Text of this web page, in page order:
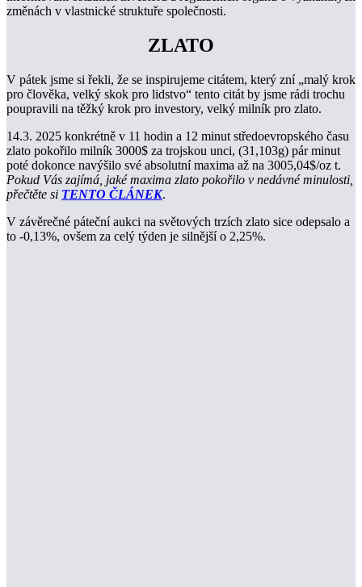
změnách v vlastnické struktuře společnosti.
ZLATO
V pátek jsme si řekli, že se inspirujeme citátem, který zní „malý krok
pro člověka, velký skok pro lidstvo“ tento citát by jsme rádi trochu
poupravili na těžký krok pro investory, velký milník pro zlato.
14.3. 2025 konkrétně v 11 hodin a 12 minut středoevropského času
zlato pokořilo milník 3000$ za trojskou unci, (31,103g) pár minut
poté dokonce navýšilo své absolutní maxima až na 3005,04$/oz t.
Pokud Vás zajímá, jaké maxima zlato pokořilo v nedávné minulosti,
přečtěte si TENTO ČLÁNEK.
V závěrečné páteční aukci na světových trzích zlato sice odepsalo a
to -0,13%, ovšem za celý týden je silnější o 2,25%.